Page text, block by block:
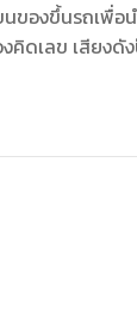
ของขึ้นรถเพื่อ
งคิดเลข เสียง
เงยหน้ามาดูคว
ทั้งผู้ชายและผู้ห
ที่ของตนเอง มี
นคนอัธยาศัยดี แ
าทำงานที่นี่
อกสารต่าง ๆ ยื
ยอยู่ เลขาคนสว
ไปเขียนข้อมูลสั้